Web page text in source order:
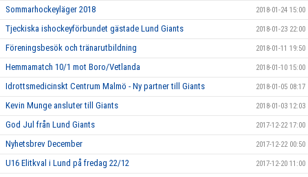
Sommarhockeyläger 2018 2018-01-24 15:00
Tjeckiska ishockeyförbundet gästade Lund Giants 2018-01-23 22:00
Föreningsbesök och tränarutbildning 2018-01-11 19:50
Hemmamatch 10/1 mot Boro/Vetlanda 2018-01-10 15:00
Idrottsmedicinskt Centrum Malmö - Ny partner till Giants 2018-01-05 08:17
Kevin Munge ansluter till Giants 2018-01-03 12:03
God Jul från Lund Giants 2017-12-22 17:00
Nyhetsbrev December 2017-12-22 00:50
U16 Elitkval i Lund på fredag 22/12 2017-12-20 11:00